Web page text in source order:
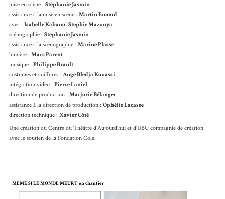
mise en scène : Stéphanie Jasmin
assistance à la mise en scène : Martin Emond
avec : Isabelle Kabano, Stephie Mazunya
scénographie : Stéphanie Jasmin
assistance à la scénographie : Marine Plasse
lumière : Marc Parent
musique : Philippe Brault
costumes et coiffures : Ange Blédja Kouassi
intégration vidéo : Pierre Laniel
direction de production : Marjorie Bélanger
assistance à la direction de production : Ophélie Lacasse
direction technique : Xavier Côté
Une création du Centre du Théâtre d'Aujourd'hui et d’UBU compagnie de création
avec le soutien de la Fondation Cole.
MÊME SI LE MONDE MEURT en chantier